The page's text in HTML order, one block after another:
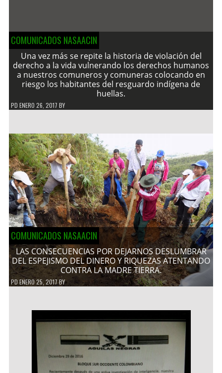
COMUNICADOS NASAACIN
Una vez más se repite la historia de violación del
derecho a la vida vulnerando los derechos humanos
a nuestros comuneros y comuneras colocando en
riesgo los habitantes del resguardo indígena de
huellas.
PD ENERO 26, 2017 BY
COMUNICADOS NASAACIN
LAS CONSECUENCIAS POR DEJARNOS DESLUMBRAR
DEL ESPEJISMO DEL DINERO Y RIQUEZAS ATENTANDO
CONTRA LA MADRE TIERRA.
PDENERO 25, 2017BY